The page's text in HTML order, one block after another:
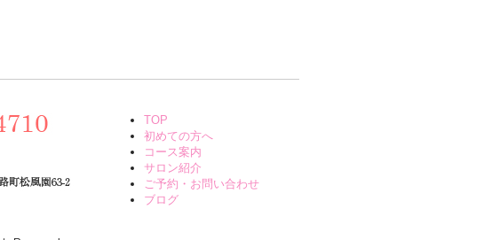
TOP
初めての方へ
コース案内
サロン紹介
ご予約・お問い合わせ
ブログ